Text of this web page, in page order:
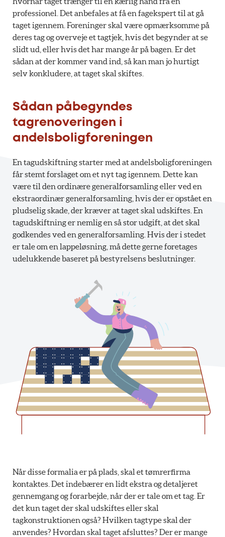
professionel. Det anbefales at få en fagekspert til at gå
taget igennem. Foreninger skal være opmærksomme på
deres tag og overveje et tagtjek, hvis det begynder at se
slidt ud, eller hvis det har mange år på bagen. Er det
sådan at der kommer vand ind, så kan man jo hurtigt
selv konkludere, at taget skal skiftes.
Sådan påbegyndes
tagrenoveringen i
andelsboligforeningen
En tagudskiftning starter med at andelsboligforeningen
får stemt forslaget om et nyt tag igennem. Dette kan
være til den ordinære generalforsamling eller ved en
ekstraordinær generalforsamling, hvis der er opstået en
pludselig skade, der kræver at taget skal udskiftes. En
tagudskiftning er nemlig en så stor udgift, at det skal
godkendes ved en generalforsamling. Hvis der i stedet
er tale om en lappeløsning, må dette gerne foretages
udelukkende baseret på bestyrelsens beslutninger.
Når disse formalia er på plads, skal et tømrerfirma
kontaktes. Det indebærer en lidt ekstra og detaljeret
gennemgang og forarbejde, når der er tale om et tag. Er
det kun taget der skal udskiftes eller skal
tagkonstruktionen også? Hvilken tagtype skal der
anvendes? Hvordan skal taget afsluttes? Der er mange